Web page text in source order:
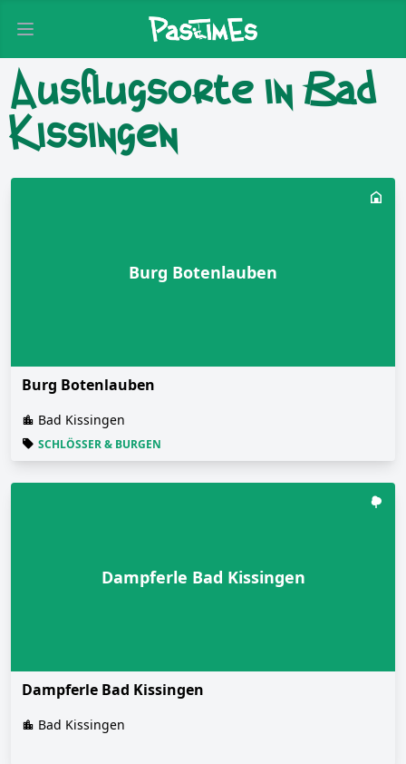
Open main menu
Ausflugsorte in Bad
Kissingen
Burg Botenlauben
Burg Botenlauben
Bad Kissingen
SCHLÖSSER & BURGEN
Dampferle Bad Kissingen
Dampferle Bad Kissingen
Bad Kissingen